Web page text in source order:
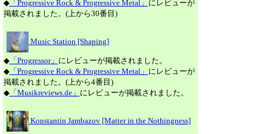
◆「Progressive Rock & Progressive Metal」 にレビューが
掲載されました。(上から30番目)
Music Station [Shaping]
◆「Progressor」 にレビューが掲載されました。
◆「Progressive Rock & Progressive Metal」 にレビューが
掲載されました。(上から4番目)
◆「Musikreviews.de」 にレビューが掲載されました。
Konstantin Jambazov [Matter in the Nothingness]